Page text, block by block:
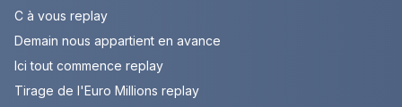
C à vous replay
Demain nous appartient en avance
Ici tout commence replay
Tirage de l'Euro Millions replay